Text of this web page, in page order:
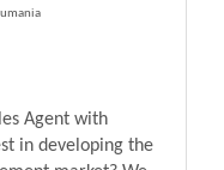
Agent with
in developing the